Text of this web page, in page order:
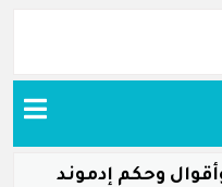
وحكم إدموند